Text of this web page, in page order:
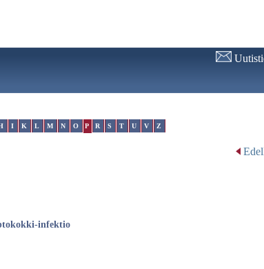
I K L M N O P R S T U V Z
infektio